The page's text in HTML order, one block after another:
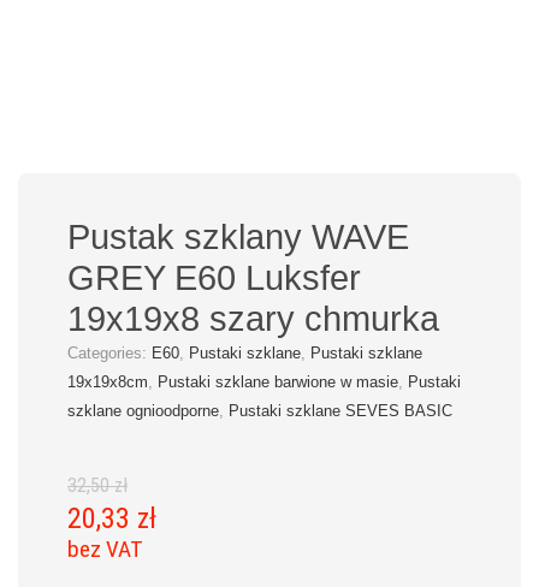
Pustak szklany WAVE
GREY E60 Luksfer
19x19x8 szary chmurka
Categories: E60, Pustaki szklane, Pustaki szklane
19x19x8cm, Pustaki szklane barwione w masie, Pustaki
szklane ognioodporne, Pustaki szklane SEVES BASIC
32,50zł
20,33 zł
bez VAT